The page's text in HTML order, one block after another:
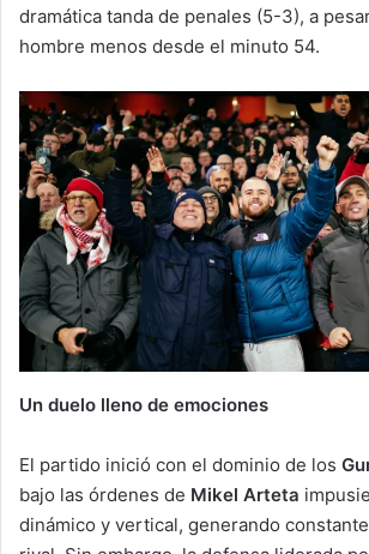
dramática tanda de penales (5-3), a
hombre menos desde el minuto 54.
Un duelo lleno de emociones
El partido inició con el dominio de los
bajo las órdenes de Mikel Arteta
dinámico y vertical, generando